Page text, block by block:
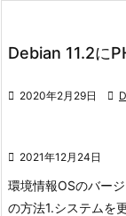
Debian 11.2に
 2020年2月29日 
 2021年12月24日
環境情報OSのバー
の方法1.システムを